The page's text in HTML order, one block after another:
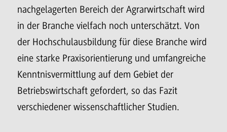
nachgelagerten Bereich der Agrarwirtschaft wird
in der Branche vielfach noch unterschätzt. Von
der Hochschulausbildung für diese Branche wird
eine starke Praxisorientierung und umfangreiche
Kenntnisvermittlung auf dem Gebiet der
Betriebswirtschaft gefordert, so das Fazit
verschiedener wissenschaftlicher Studien.